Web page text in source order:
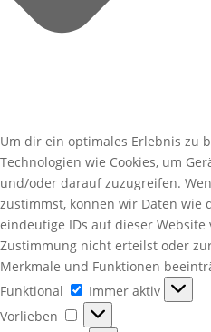
Um dir ein optimales Erlebnis zu
Technologien wie Cookies, um
und/oder darauf zuzugreifen.
zustimmst, können wir Daten wie
eindeutige IDs auf dieser
Zustimmung nicht erteilst oder
Merkmale und Funktionen
Funktional
Funktional
Immer aktiv
Vorlieben
Vorlieben